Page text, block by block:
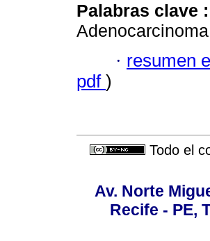
Palabras clave :
· resumen
pdf )
Todo el
Av. Norte
Recife - PE,